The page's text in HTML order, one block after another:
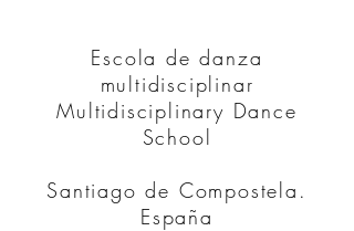
Escola de danza
multidisciplinar
Multidisciplinary Dance
School
Santiago de Compostela.
España